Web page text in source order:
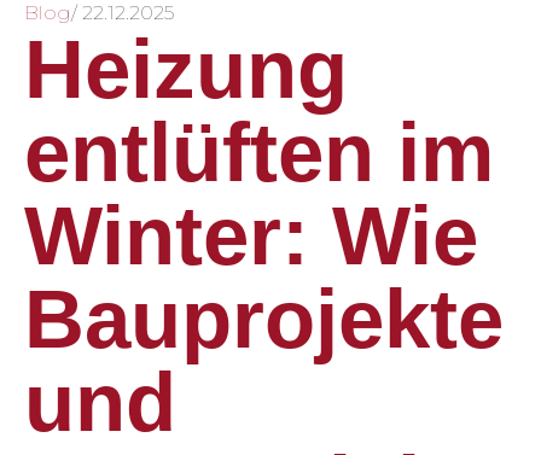
Blog/ 22.12.2025
Heizung
entlüften im
Winter: Wie
Bauprojekte
und